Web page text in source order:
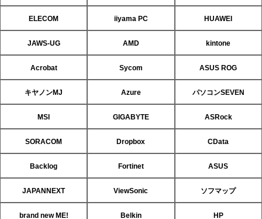
ELECOM iiyama PC HUAWEI
JAWS-UG AMD kintone
Acrobat Sycom ASUS ROG
キヤノンMJ Azure パソコンSEVEN
MSI GIGABYTE ASRock
SORACOM Dropbox CData
Backlog Fortinet ASUS
JAPANNEXT ViewSonic ソフマップ
brand new ME! Belkin HP